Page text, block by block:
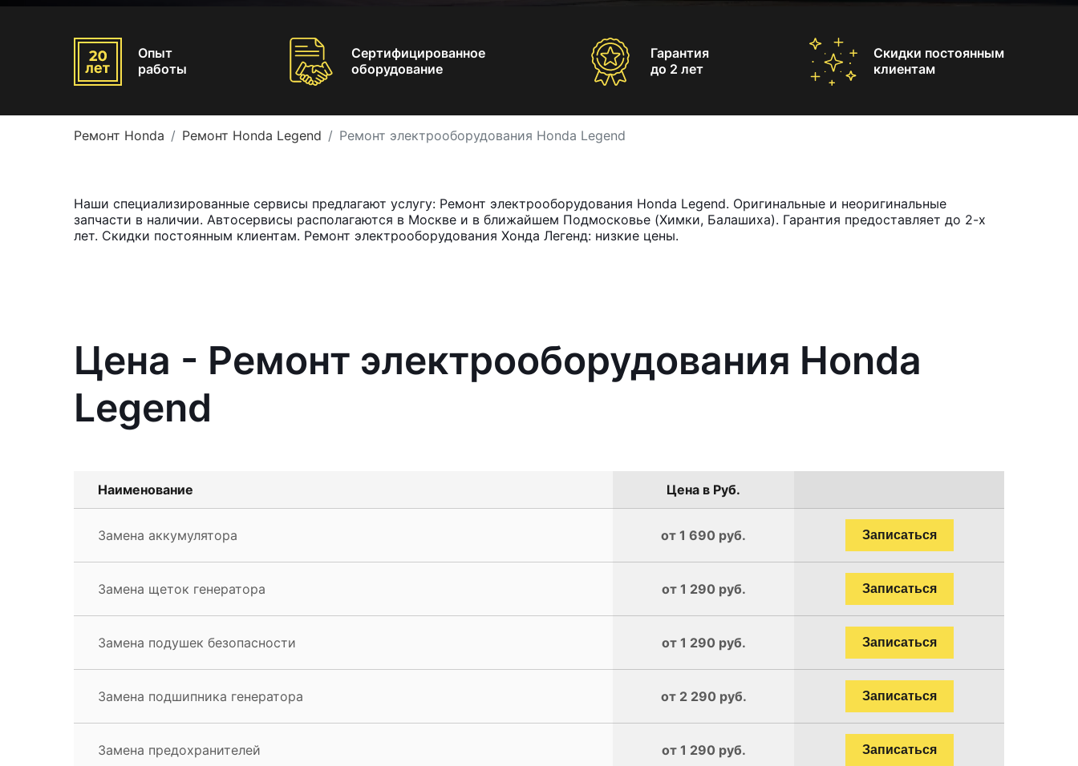
Опыт
работы
Сертифицированное
оборудование
Гарантия
до 2 лет
Скидки постоянным
клиентам
Ремонт Honda Ремонт Honda Legend Ремонт электрооборудования Honda Legend
Наши специализированные сервисы предлагают услугу: Ремонт электрооборудования Honda Legend. Оригинальные и неоригинальные
запчасти в наличии. Автосервисы располагаются в Москве и в ближайшем Подмосковье (Химки, Балашиха). Гарантия предоставляет до 2-х
лет. Скидки постоянным клиентам. Ремонт электрооборудования Хонда Легенд: низкие цены.
Цена - Ремонт электрооборудования Honda
Legend
Наименование Цена в Руб.
Замена аккумулятора от 1 690 руб. Записаться
Замена щеток генератора от 1 290 руб. Записаться
Замена подушек безопасности от 1 290 руб. Записаться
Замена подшипника генератора от 2 290 руб. Записаться
Замена предохранителей от 1 290 руб. Записаться